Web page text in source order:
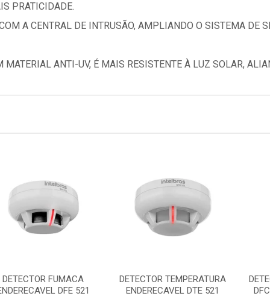
PRATICIDADE.
A CENTRAL DE INTRUSÃO, AMPLIANDO O SISTEMA DE
MATERIAL ANTI-UV, É MAIS RESISTENTE À LUZ SOLAR,
DETECTOR FUMACA
DFE 521
DETECTOR TEMPERATURA
ENDERECAVEL DTE 521